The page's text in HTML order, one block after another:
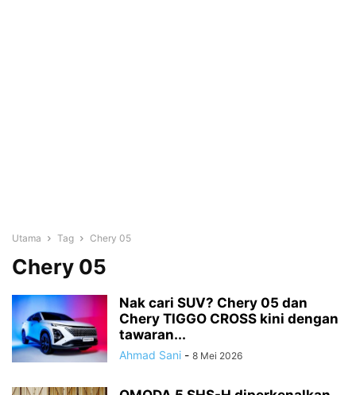
Utama Tag Chery 05
Chery 05
Nak cari SUV? Chery 05 dan
Chery TIGGO CROSS kini dengan
tawaran...
Ahmad Sani - 8 Mei 2026